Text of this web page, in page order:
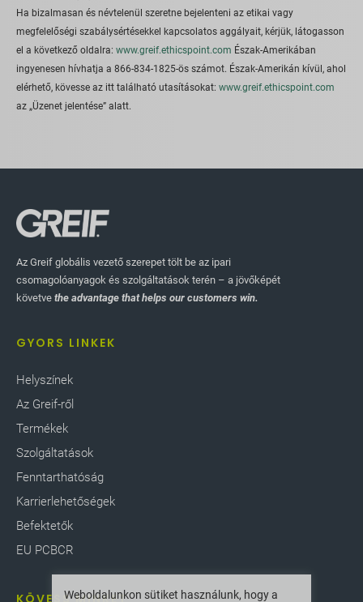
Ha bizalmasan és névtelenül szeretne bejelenteni az etikai vagy
megfelelőségi szabálysértésekkel kapcsolatos aggályait, kérjük, látogasson
el a következő oldalra: www.greif.ethicspoint.com Észak-Amerikában
ingyenesen hívhatja a 866-834-1825-ös számot. Észak-Amerikán kívül, ahol
elérhető, kövesse az itt található utasításokat: www.greif.ethicspoint.com
az „Üzenet jelentése” alatt.
Az Greif globális vezető szerepet tölt be az ipari
csomagolóanyagok és szolgáltatások terén – a jövőképét
követve the advantage that helps our customers win.
GYORS LINKEK
Helyszínek
Az Greif-ről
Termékek
Szolgáltatások
Fenntarthatóság
Karrierlehetőségek
Befektetők
EU PCBCR
KÖVESS MINKET
Weboldalunkon sütiket használunk, hogy a